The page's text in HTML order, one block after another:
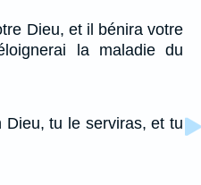
Dieu, et il bénira votre
la maladie du
Dieu, tu le serviras, et tu